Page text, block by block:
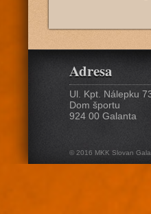
Adresa
Ul. Kpt. Nálepku
Dom športu
924 00 Galanta
© 2016 MKK Slovan